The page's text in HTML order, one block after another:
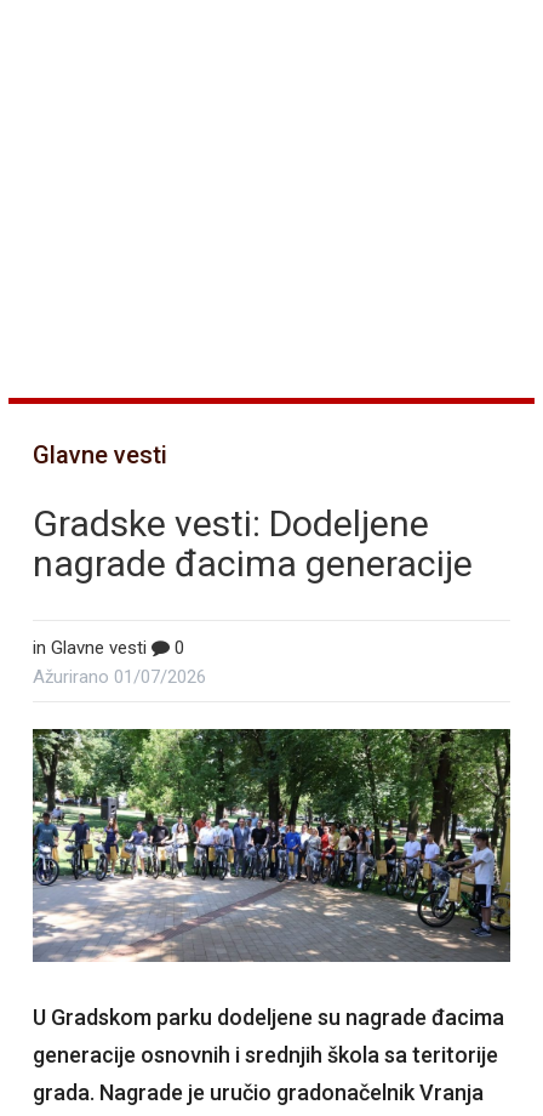
Glavne vesti
Gradske vesti: Dodeljene
nagrade đacima generacije
in Glavne vesti
0
Ažurirano 01/07/2026
U Gradskom parku dodeljene su nagrade đacima
generacije osnovnih i srednjih škola sa teritorije
grada. Nagrade je uručio gradonačelnik Vranja